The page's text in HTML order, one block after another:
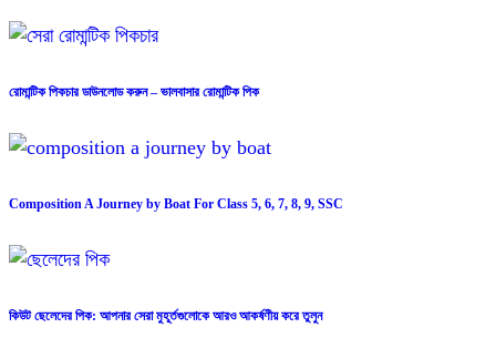
রোমান্টিক পিকচার ডাউনলোড করুন – ভালবাসার রোমান্টিক পিক
Composition A Journey by Boat For Class 5, 6, 7, 8, 9, SSC
কিউট ছেলেদের পিক: আপনার সেরা মুহূর্তগুলোকে আরও আকর্ষণীয় করে তুলুন